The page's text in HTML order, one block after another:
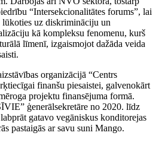
“Intersekcionalitātes forums”, lai
uz diskrimināciju un
kā kompleksu fenomenu, kurš
līmenī, izgaismojot dažāda veida
organizācijā “Centrs
finanšu piesaistei, galvenokārt
projektu finansējuma formā.
ģenerālsekretāre no 2020. līdz
gatavo vegāniskus konditorejas
pastaigās ar savu suni Mango.